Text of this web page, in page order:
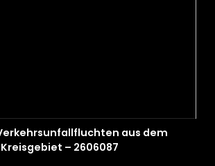
Verkehrsunfallfluchten aus dem
Kreisgebiet – 2606087